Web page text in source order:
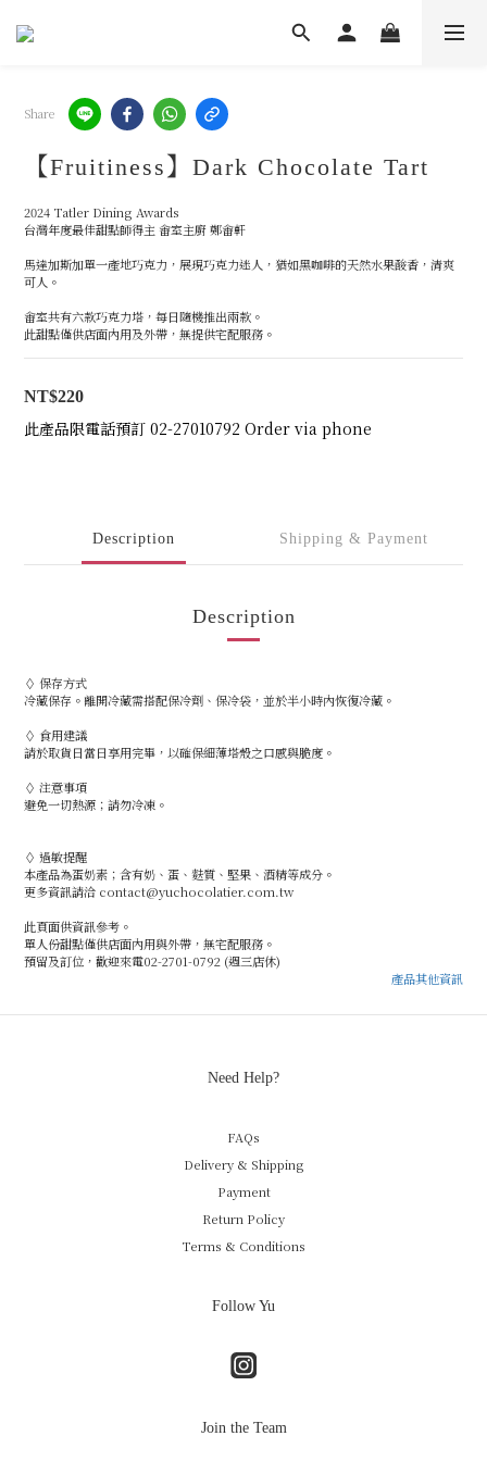
Share
【Fruitiness】Dark Chocolate Tart
2024 Tatler Dining Awards
台灣年度最佳甜點師得主 畬室主廚 鄭畬軒
馬達加斯加單一產地巧克力，展現巧克力迷人，猶如黑咖啡的天然水果酸香，清爽
可人。
畬室共有六款巧克力塔，每日隨機推出兩款。
此甜點僅供店面內用及外帶，無提供宅配服務。
NT$220
Description Shipping & Payment
Description
◊ 保存方式
冷藏保存。離開冷藏需搭配保冷劑、保冷袋，並於半小時內恢復冷藏。
◊ 食用建議
請於取貨日當日享用完畢，以確保細薄塔殼之口感與脆度。
◊ 注意事項
避免一切熱源；請勿冷凍。
◊ 過敏提醒
本產品為蛋奶素；含有奶、蛋、麩質、堅果、酒精等成分。
更多資訊請洽 contact@yuchocolatier.com.tw
此頁面供資訊參考。
單人份甜點僅供店面內用與外帶，無宅配服務。
預留及訂位，歡迎來電02-2701-0792 (週三店休)
產品其他資訊
Need Help?
FAQs
Delivery & Shipping
Payment
Return Policy
Terms & Conditions
Follow Yu
Join the Team